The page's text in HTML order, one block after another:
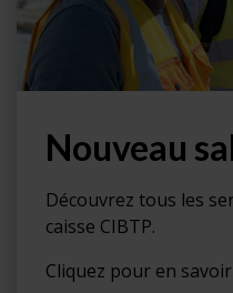
Nouveau
Découvrez tous les
caisse CIBTP.
Cliquez pour en